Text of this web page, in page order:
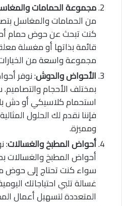
مجموعة الحمامات
من الحمامات والمغاسل
كنت تبحث عن حوض حمام
قائمة بذاتها أو مغسلة
مجموعة واسعة من الخيارات
الأحواض والدوش: نوفر
بمختلف الأحجام
استحمام كلاسيكي أو دش
فإننا نقدم لك الحلول
ومميزة.
أحواض المطبخ والغسالات:
أحواض المطبخ والغسالات
سواء كنت تحتاج إلى
غسالة تلبي احتياجاتك
المتعددة لتسهيل أعمال